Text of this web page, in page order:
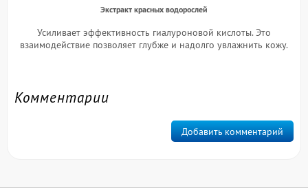
Экстракт красных водорослей
Усиливает эффективность гиалуроновой кислоты. Это
взаимодействие позволяет глубже и надолго увлажнить кожу.
Комментарии
Добавить комментарий